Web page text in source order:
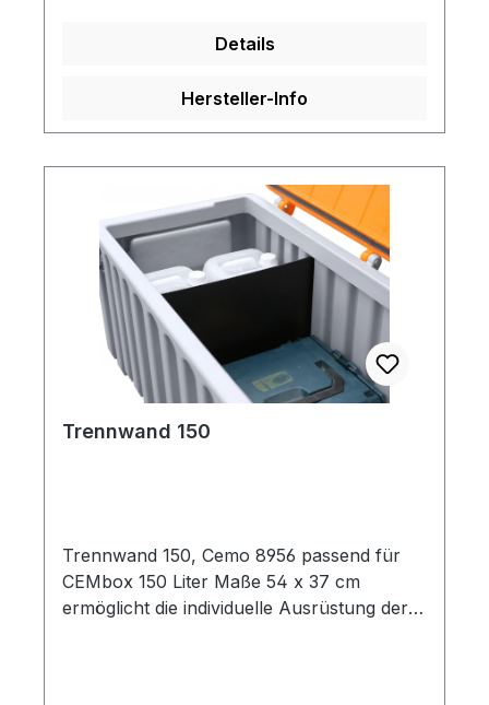
Details
Hersteller-Info
Trennwand 150
Trennwand 150, Cemo 8956 passend für
CEMbox 150 Liter Maße 54 x 37 cm
ermöglicht die individuelle Ausrüstung der